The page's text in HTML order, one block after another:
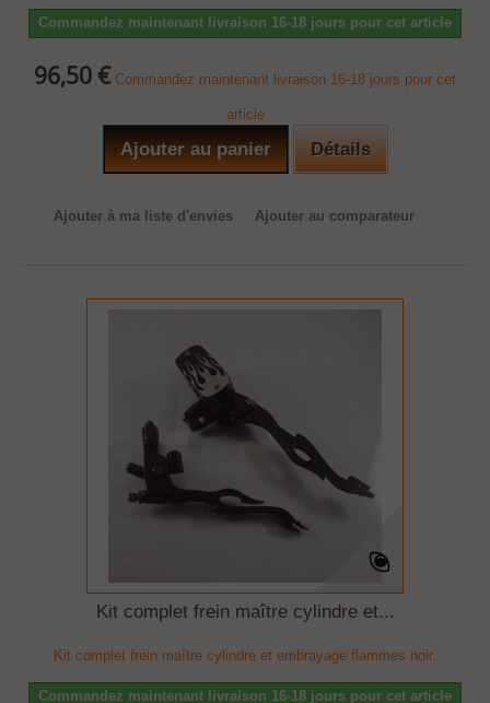
Commandez maintenant livraison 16-18 jours pour cet article
96,50 € Commandez maintenant livraison 16-18 jours pour cet
article
Ajouter au panier Détails
Ajouter à ma liste d'envies Ajouter au comparateur
Kit complet frein maître cylindre et...
Kit complet frein maître cylindre et embrayage flammes noir.
Commandez maintenant livraison 16-18 jours pour cet article